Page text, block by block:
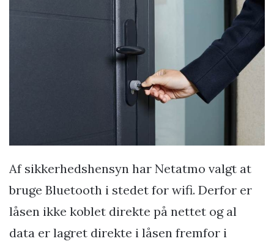
Af sikkerhedshensyn har Netatmo valgt at
bruge Bluetooth i stedet for wifi. Derfor er
låsen ikke koblet direkte på nettet og al
data er lagret direkte i låsen fremfor i